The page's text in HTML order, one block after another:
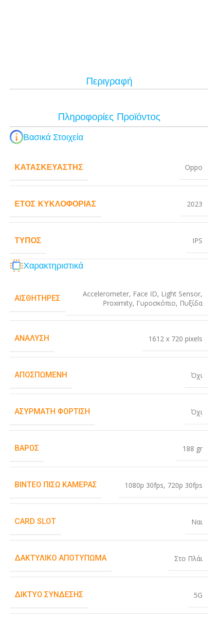
Περιγραφή
Πληροφορίες Προϊόντος
Βασικά Στοιχεία
ΚΑΤΑΣΚΕΥΑΣΤΉΣ Oppo
ΈΤΟΣ ΚΥΚΛΟΦΟΡΊΑΣ 2023
ΤΎΠΟΣ IPS
Χαρακτηριστικά
ΑΙΣΘΗΤΉΡΕΣ Accelerometer, Face ID, Light Sensor,
Proximity, Γυροσκόπιο, Πυξίδα
ΑΝΆΛΥΣΗ 1612 x 720 pixels
ΑΠΟΣΠΏΜΕΝΗ Όχι
ΑΣΎΡΜΑΤΗ ΦΌΡΤΙΣΗ Όχι
ΒΆΡΟΣ 188 gr
ΒΊΝΤΕΟ ΠΊΣΩ ΚΆΜΕΡΑΣ 1080p 30fps, 720p 30fps
CARD SLOT Ναι
ΔΑΚΤΥΛΙΚΌ ΑΠΟΤΎΠΩΜΑ Στο Πλάι
ΔΊΚΤΥΟ ΣΎΝΔΕΣΗΣ 5G